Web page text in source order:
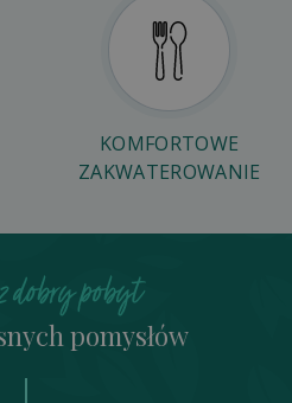
KOMFORTOWE
ZAKWATEROWANIE
pobyt
pomysłów